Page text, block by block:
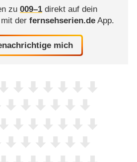
zu 009⁠–⁠1direkt auf dein
der fernsehserien.deApp.
mich